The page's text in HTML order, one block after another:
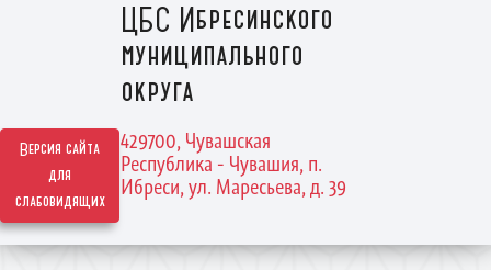
Версия сайта
для
слабовидящих
ЦБС Ибресинского
муниципального
округа
429700, Чувашская
Республика - Чувашия, п.
Ибреси, ул. Маресьева, д. 39